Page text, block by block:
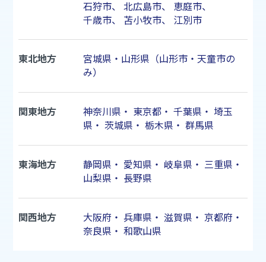
石狩市、 北広島市、 恵庭市、
千歳市、 苫小牧市、 江別市
東北地方
宮城県・山形県（山形市・天童市の
み）
関東地方 神奈川県 ・ 東京都・ 千葉県 ・ 埼玉
県 ・ 茨城県 ・ 栃木県 ・ 群馬県
東海地方 静岡県 ・ 愛知県 ・ 岐阜県 ・ 三重県 ・
山梨県 ・ 長野県
関西地方 大阪府 ・ 兵庫県 ・ 滋賀県 ・ 京都府 ・
奈良県 ・ 和歌山県